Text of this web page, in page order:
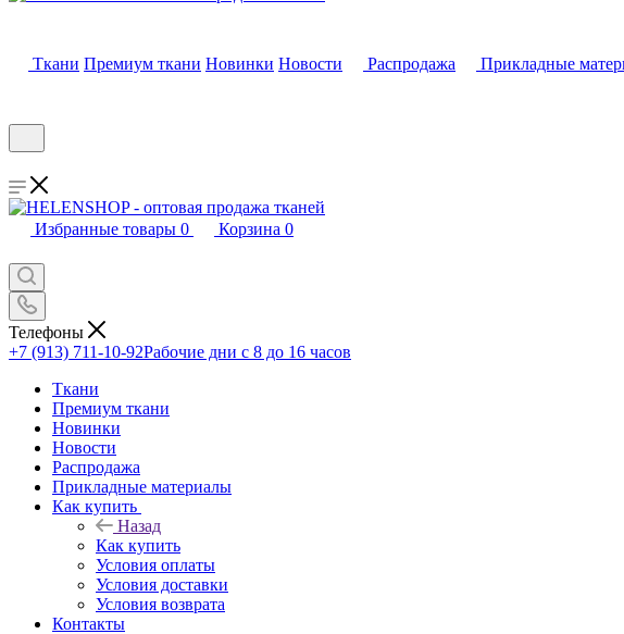
Ткани Премиум ткани Новинки Новости Распродажа Прикладные
Избранные товары 0 Корзина 0
Телефоны
+7 (913) 711-10-92Рабочие дни с 8 до 16 часов
Ткани
Премиум ткани
Новинки
Новости
Распродажа
Прикладные материалы
Как купить
Назад
Как купить
Условия оплаты
Условия доставки
Условия возврата
Контакты